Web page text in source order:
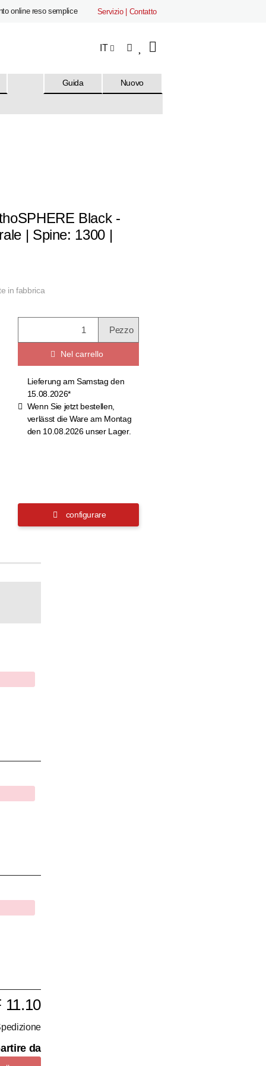
online reso semplice Servizio | Contatto
IT
Guida Nuovo
Black -
| Spine: 1300 |
in fabbrica
Pezzo
Nel carrello
Lieferung am Samstag den
15.08.2026*
Wenn Sie jetzt bestellen,
verlässt die Ware am Montag
den 10.08.2026 unser Lager.
configurare
da
11.10